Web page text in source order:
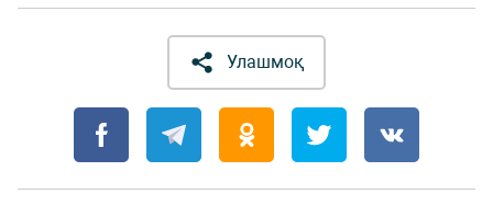
Улашмоқ